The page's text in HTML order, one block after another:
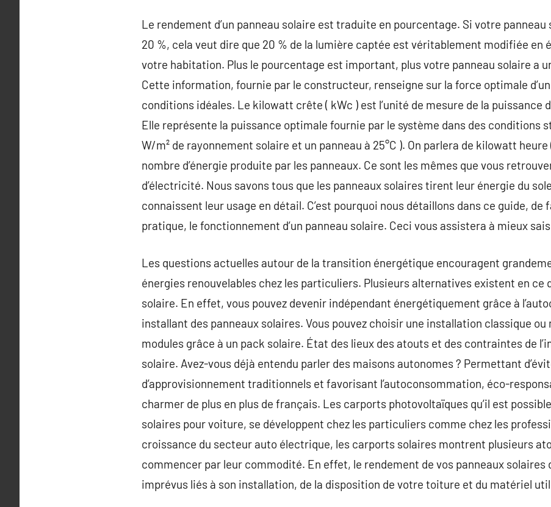
Le rendement d’un panneau solaire est traduite en pourcentage. Si votre
20 %, cela veut dire que 20 % de la lumière captée est véritablement modifiée
votre habitation. Plus le pourcentage est important, plus votre panneau solaire a
Cette information, fournie par le constructeur, renseigne sur la force optimale
conditions idéales. Le kilowatt crête ( kWc ) est l’unité de mesure de la puissance
Elle représente la puissance optimale fournie par le système dans des conditions
W/m² de rayonnement solaire et un panneau à 25°C ). On parlera de kilowatt heure
nombre d’énergie produite par les panneaux. Ce sont les mêmes que vous
d’électricité. Nous savons tous que les panneaux solaires tirent leur énergie du
connaissent leur usage en détail. C’est pourquoi nous détaillons dans ce guide, de
pratique, le fonctionnement d’un panneau solaire. Ceci vous assistera à mieux
Les questions actuelles autour de la transition énergétique encouragent
énergies renouvelables chez les particuliers. Plusieurs alternatives existent en ce
solaire. En effet, vous pouvez devenir indépendant énergétiquement grâce à
installant des panneaux solaires. Vous pouvez choisir une installation classique
modules grâce à un pack solaire. État des lieux des atouts et des contraintes de
solaire. Avez-vous déjà entendu parler des maisons autonomes ? Permettant
d’approvisionnement traditionnels et favorisant l’autoconsommation, éco-
charmer de plus en plus de français. Les carports photovoltaïques qu’il est
solaires pour voiture, se développent chez les particuliers comme chez les
croissance du secteur auto électrique, les carports solaires montrent plusieurs
commencer par leur commodité. En effet, le rendement de vos panneaux solaires
imprévus liés à son installation, de la disposition de votre toiture et du matériel